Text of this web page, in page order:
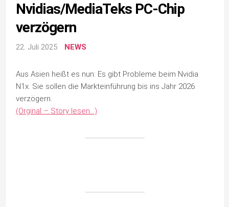
Nvidias/MediaTeks PC-Chip
verzögern
22. Juli 2025 NEWS
Aus Asien heißt es nun: Es gibt Probleme beim Nvidia
N1x. Sie sollen die Markteinführung bis ins Jahr 2026
verzögern.
(Orginal – Story lesen…)